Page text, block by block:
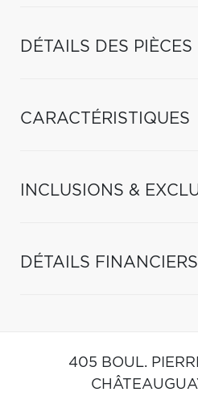
DÉTAILS DES PIÈCES
CARACTÉRISTIQUES
INCLUSIONS &
DÉTAILS FINANCIERS
405 BOUL.